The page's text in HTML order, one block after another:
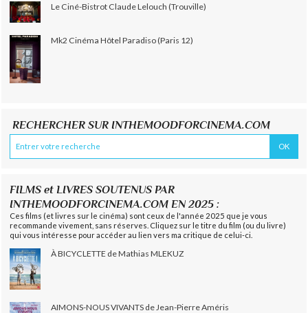
Le Ciné-Bistrot Claude Lelouch (Trouville)
Mk2 Cinéma Hôtel Paradiso (Paris 12)
RECHERCHER SUR INTHEMOODFORCINEMA.COM
FILMS et LIVRES SOUTENUS PAR
INTHEMOODFORCINEMA.COM EN 2025 :
Ces films (et livres sur le cinéma) sont ceux de l'année 2025 que je vous
recommande vivement, sans réserves. Cliquez sur le titre du film (ou du livre)
qui vous intéresse pour accéder au lien vers ma critique de celui-ci.
À BICYCLETTE de Mathias MLEKUZ
AIMONS-NOUS VIVANTS de Jean-Pierre Améris